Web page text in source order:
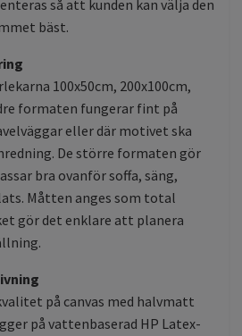
så att kunden kan välja den
bäst.
100x50cm, 200x100cm,
formaten fungerar fint på
eller där motivet ska
De större formaten gör
bra ovanför soffa, säng,
Måtten anges som total
gör det enklare att planera
på canvas med halvmatt
på vattenbaserad HP Latex-